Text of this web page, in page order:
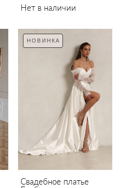
Нет в наличии
НОВИНКА
Свадебное платье